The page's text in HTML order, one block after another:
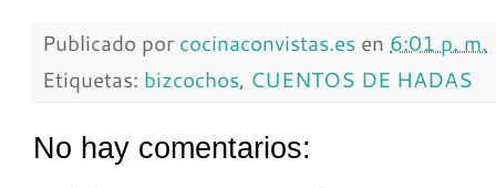
Publicado por cocinaconvistas.es en 6:01 p. m.
Etiquetas: bizcochos, CUENTOS DE HADAS
No hay comentarios: